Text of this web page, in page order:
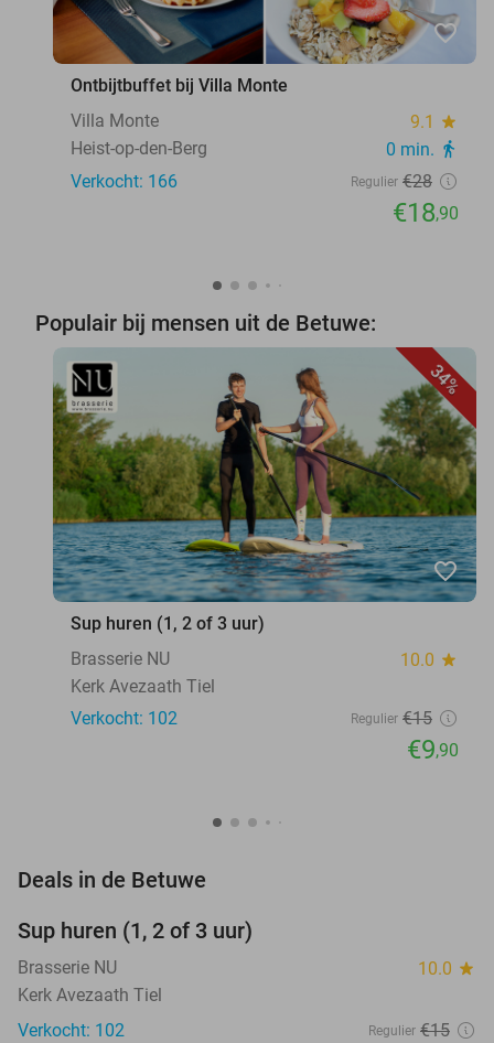
favorite_border
Ontbijtbuffet bij Villa Monte
Villa Monte
9.1 star
Heist-op-den-Berg 0 min. directions_walk
Verkocht: 166 Regulier €28
€18,90
Populair bij mensen uit de Betuwe:
34%
favorite_border
Sup huren (1, 2 of 3 uur)
Brasserie NU
10.0 star
Kerk Avezaath Tiel
Verkocht: 102
Regulier €15
€9,90
Deals in de Betuwe
Sup huren (1, 2 of 3 uur)
Brasserie NU 10.0 star
Kerk Avezaath Tiel
Verkocht: 102
Regulier €15